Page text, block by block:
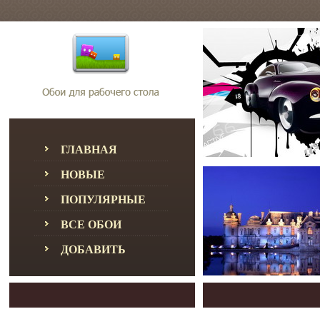
ГЛАВНАЯ
НОВЫЕ
ПОПУЛЯРНЫЕ
ВСЕ ОБОИ
ДОБАВИТЬ